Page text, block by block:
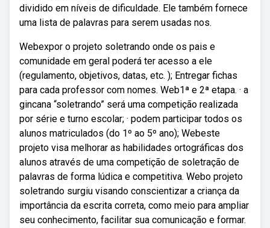
dividido em níveis de dificuldade. Ele também fornece
uma lista de palavras para serem usadas nos.
Webexpor o projeto soletrando onde os pais e
comunidade em geral poderá ter acesso a ele
(regulamento, objetivos, datas, etc. ); Entregar fichas
para cada professor com nomes. Web1ª e 2ª etapa. · a
gincana “soletrando” será uma competição realizada
por série e turno escolar; · podem participar todos os
alunos matriculados (do 1º ao 5º ano); Webeste
projeto visa melhorar as habilidades ortográficas dos
alunos através de uma competição de soletração de
palavras de forma lúdica e competitiva. Webo projeto
soletrando surgiu visando conscientizar a criança da
importância da escrita correta, como meio para ampliar
seu conhecimento, facilitar sua comunicação e formar.